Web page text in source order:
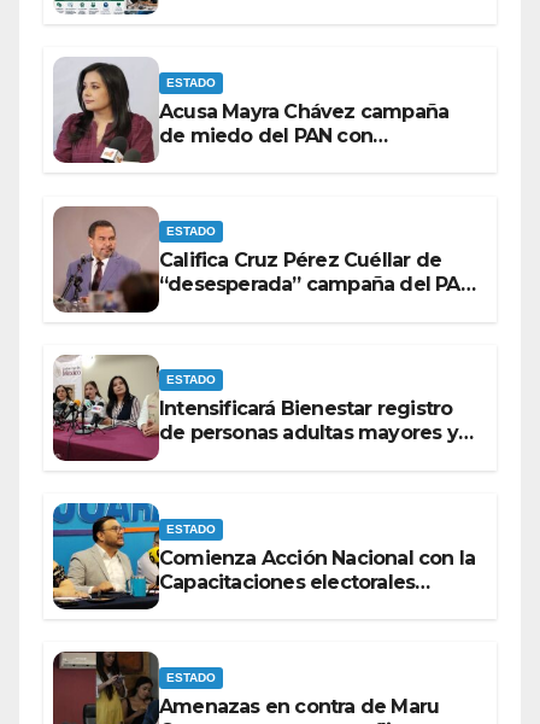
ESTADO
Acusa Mayra Chávez campaña
de miedo del PAN con
ESTADO
Califica Cruz Pérez Cuéllar de
“desesperada” campaña del PAN
ESTADO
Intensificará Bienestar registro
de personas adultas mayores y
ESTADO
Comienza Acción Nacional con la
Capacitaciones electorales
ESTADO
Amenazas en contra de Maru